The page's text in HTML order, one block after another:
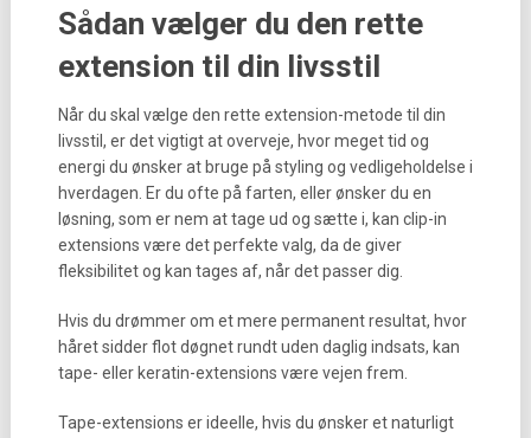
Sådan vælger du den rette
extension til din livsstil
Når du skal vælge den rette extension-metode til din
livsstil, er det vigtigt at overveje, hvor meget tid og
energi du ønsker at bruge på styling og vedligeholdelse i
hverdagen. Er du ofte på farten, eller ønsker du en
løsning, som er nem at tage ud og sætte i, kan clip-in
extensions være det perfekte valg, da de giver
fleksibilitet og kan tages af, når det passer dig.
Hvis du drømmer om et mere permanent resultat, hvor
håret sidder flot døgnet rundt uden daglig indsats, kan
tape- eller keratin-extensions være vejen frem.
Tape-extensions er ideelle, hvis du ønsker et naturligt